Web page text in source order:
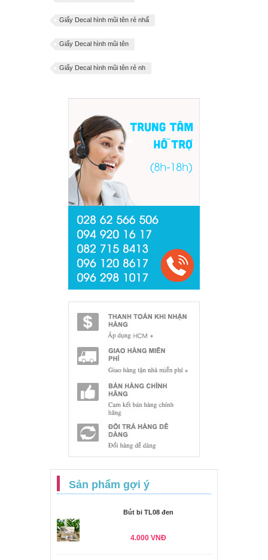
Giấy Decal hình mũi tên rẻ nhấ
Giấy Decal hình mũi tên
Giấy Decal hình mũi tên rẻ nh
Sản phẩm gợi ý
Bút bi TL08 đen
4.000 VNĐ